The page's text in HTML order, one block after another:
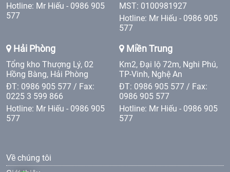
Hotline: Mr Hiếu - 0986 905
577
MST: 0100981927
Hotline: Mr Hiếu - 0986 905
577
Hải Phòng
Tổng kho Thượng Lý, 02
Hồng Bàng, Hải Phòng
ĐT: 0986 905 577 / Fax:
0225 3 599 866
Hotline: Mr Hiếu - 0986 905
577
Miền Trung
Km2, Đại lộ 72m, Nghi Phú,
TP-Vinh, Nghệ An
ĐT: 0986 905 577 / Fax:
0986 905 577
Hotline: Mr Hiếu - 0986 905
577
Về chúng tôi